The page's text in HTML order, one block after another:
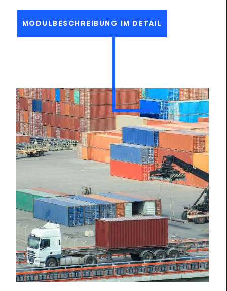
MODULBESCHREIBUNG IM DETAIL